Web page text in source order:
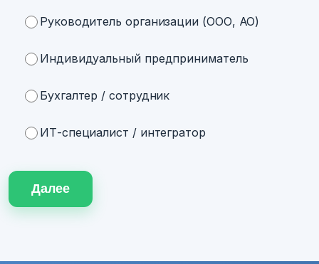
Руководитель организации (ООО, АО)
Индивидуальный предприниматель
Бухгалтер / сотрудник
ИТ-специалист / интегратор
Далее